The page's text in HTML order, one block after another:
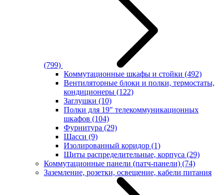
(799)
Коммутационные шкафы и стойки (492)
Вентиляторные блоки и полки, термостаты,
кондиционеры (122)
Заглушки (10)
Полки для 19" телекоммуникационных
шкафов (104)
Фурнитура (29)
Шасси (9)
Изолированный коридор (1)
Щиты распределительные, корпуса (29)
Коммутационные панели (патч-панели) (74)
Заземление, розетки, освещение, кабели питания